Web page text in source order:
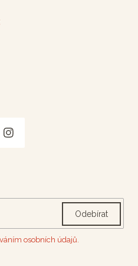
Odebírat
osobních údajů.